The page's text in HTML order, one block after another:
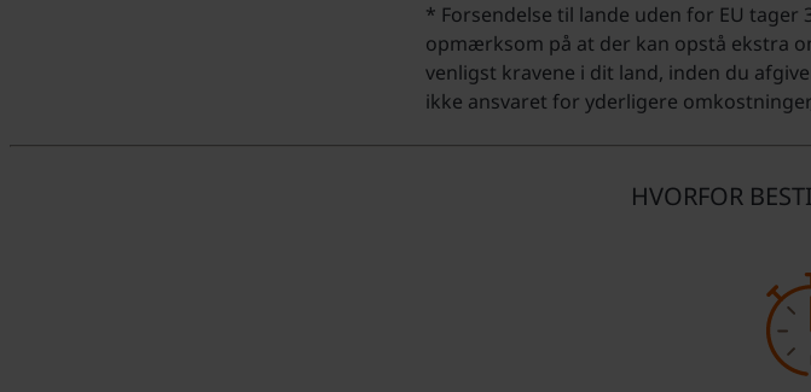
* Forsendelse til lande uden for EU
opmærksom på at der kan opstå ekstra
venligst kravene i dit land, inden du
ikke ansvaret for yderligere
HVORFOR